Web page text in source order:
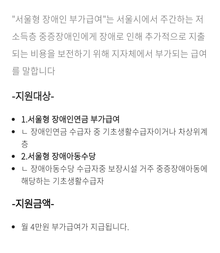
"서울형 장애인 부가급여"는 서울시에서 주간하는 저
소득층 중증장애인에게 장애로 인해 추가적으로 지출
되는 비용을 보전하기 위해 지자체에서 부가되는 급여
를 말합니다
-지원대상-
1.서울형 장애인연금 부가급여
ㄴ 장애인연금 수급자 중 기초생활수급자이거나 차상위계
층
2.서울형 장애아동수당
ㄴ 장애아동수당 수급자중 보장시설 거주 중증장애아동에
해당하는 기초생활수급자
-지원금액-
월 4만원 부가급여가 지급됩니다.